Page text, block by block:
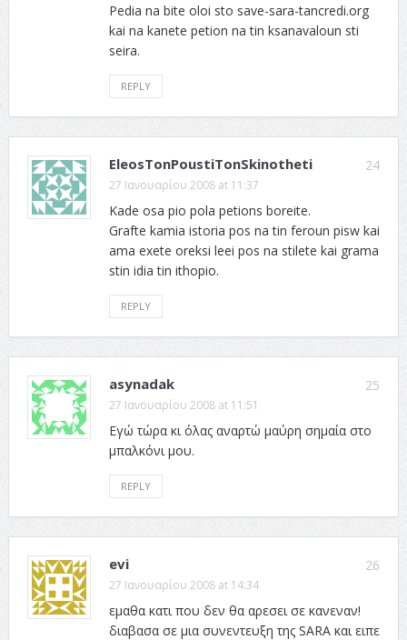
Pedia na bite oloi sto save-sara-tancredi.org
kai na kanete petion na tin ksanavaloun sti
seira.
REPLY
24
EleosTonPoustiTonSkinotheti
27 Ιανουαρίου 2008 at 11:37
Kade osa pio pola petions boreite.
Grafte kamia istoria pos na tin feroun pisw kai
ama exete oreksi leei pos na stilete kai grama
stin idia tin ithopio.
REPLY
25
asynadak
27 Ιανουαρίου 2008 at 11:51
Εγώ τώρα κι όλας αναρτώ μαύρη σημαία στο
μπαλκόνι μου.
REPLY
26
evi
27 Ιανουαρίου 2008 at 14:34
εμαθα κατι που δεν θα αρεσει σε κανεναν!
διαβασα σε μια συνεντευξη της SARA και ειπε